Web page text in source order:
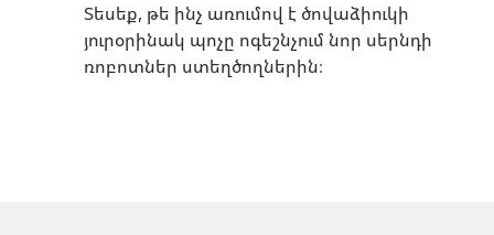
Տեսեք, թե ինչ առումով է ծովաձիուկի
յուրօրինակ պոչը ոգեշնչում նոր սերնդի
ռոբոտներ ստեղծողներին։